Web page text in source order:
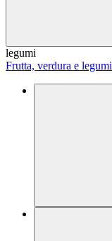
legumi
Frutta, verdura e legumi